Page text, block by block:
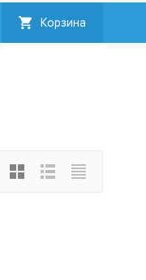
Корзина